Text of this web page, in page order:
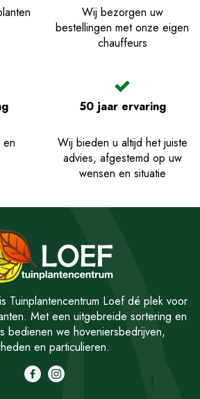
Wij bezorgen uw
bestellingen met onze eigen
chauffeurs
en
50 jaar ervaring
Wij bieden u altijd het juiste
advies, afgestemd op uw
wensen en situatie
Tuinplantencentrum Loef dé plek voor
Met een uitgebreide sortering en
bedienen we hoveniersbedrijven,
en particulieren.